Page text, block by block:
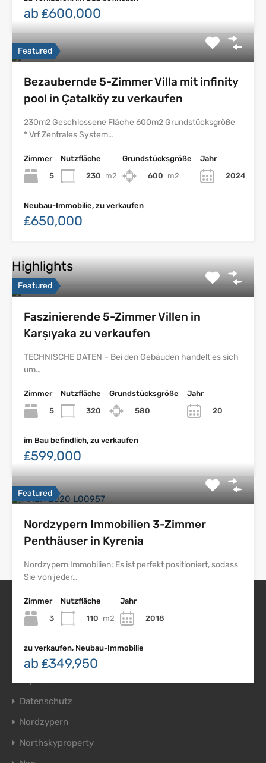
ab ₤600,000
Featured
Bezaubernde 5-Zimmer Villa mit infinity
pool in Çatalköy zu verkaufen
230m2 Geschlossene Fläche 600m2 Grundstücksgröße
* Vrf Zentrales System…
Zimmer
5
Nutzfläche
230 m2
Grundstücksgröße
600 m2
Jahr
2024
Neubau-Immobilie, zu verkaufen
₤650,000
Highlights
Featured
Faszinierende 5-Zimmer Villen in
Karşıyaka zu verkaufen
TECHNISCHE DATEN – Bei den Gebäuden handelt es sich
um…
Zimmer
5
Nutzfläche
320
Grundstücksgröße
580
Jahr
20
im Bau befindlich, zu verkaufen
₤599,000
Featured
Nordzypern Immobilien 3-Zimmer
Penthäuser in Kyrenia
Nordzypern Immobilien; Es ist perfekt positioniert, sodass
Sie von jeder…
Zimmer
3
Nutzfläche
110 m2
Jahr
2018
zu verkaufen, Neubau-Immobilie
ab ₤349,950
Nordzypern Immobilien
Datenschutz
Nordzypern
Northskyproperty